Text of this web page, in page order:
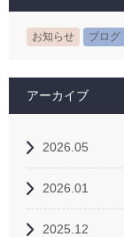
お知らせ ブログ
アーカイブ
2026.05
2026.01
2025.12